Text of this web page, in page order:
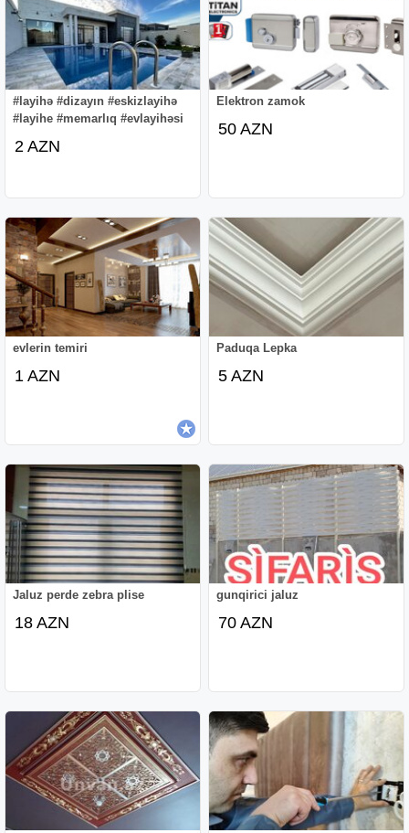
#layihə #dizayın #eskizlayihə
#layihe #memarlıq #evlayihəsi
2 AZN
Elektron zamok
50 AZN
evlerin temiri
1 AZN
Paduqa Lepka
5 AZN
Jaluz perde zebra plise
18 AZN
gunqirici jaluz
70 AZN